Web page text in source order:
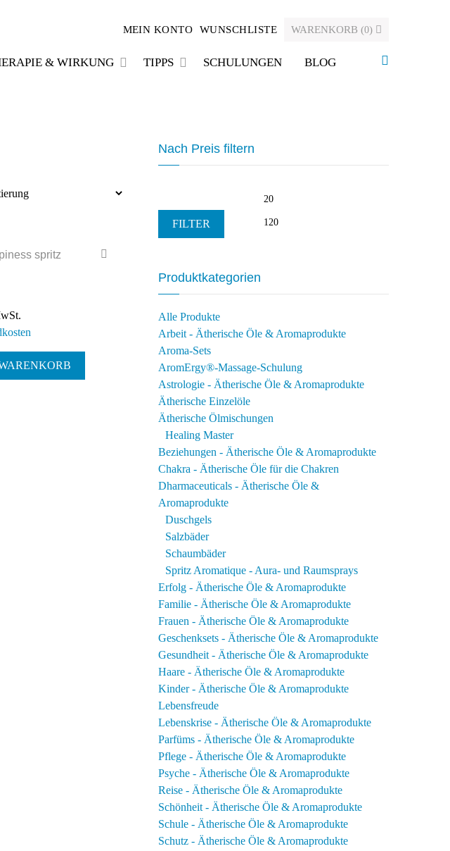
WARENKORB (0)
MEIN KONTO WUNSCHLISTE
& WIRKUNG TIPPS SCHULUNGEN BLOG
spritz
Nach Preis filtern
Min.
Preis
FILTER
Produktkategorien
Alle Produkte
Arbeit - Ätherische Öle & Aromaprodukte
Aroma-Sets
AromErgy®-Massage-Schulung
Astrologie - Ätherische Öle & Aromaprodukte
Ätherische Einzelöle
Ätherische Ölmischungen
Healing Master
Beziehungen - Ätherische Öle & Aromaprodukte
Chakra - Ätherische Öle für die Chakren
Dharmaceuticals - Ätherische Öle &
Aromaprodukte
Duschgels
Salzbäder
Schaumbäder
Spritz Aromatique - Aura- und Raumsprays
Erfolg - Ätherische Öle & Aromaprodukte
Familie - Ätherische Öle & Aromaprodukte
Frauen - Ätherische Öle & Aromaprodukte
Geschenksets - Ätherische Öle & Aromaprodukte
Gesundheit - Ätherische Öle & Aromaprodukte
Haare - Ätherische Öle & Aromaprodukte
Kinder - Ätherische Öle & Aromaprodukte
Lebensfreude
Lebenskrise - Ätherische Öle & Aromaprodukte
Parfüms - Ätherische Öle & Aromaprodukte
Pflege - Ätherische Öle & Aromaprodukte
Psyche - Ätherische Öle & Aromaprodukte
Reise - Ätherische Öle & Aromaprodukte
Schönheit - Ätherische Öle & Aromaprodukte
Schule - Ätherische Öle & Aromaprodukte
Schutz - Ätherische Öle & Aromaprodukte